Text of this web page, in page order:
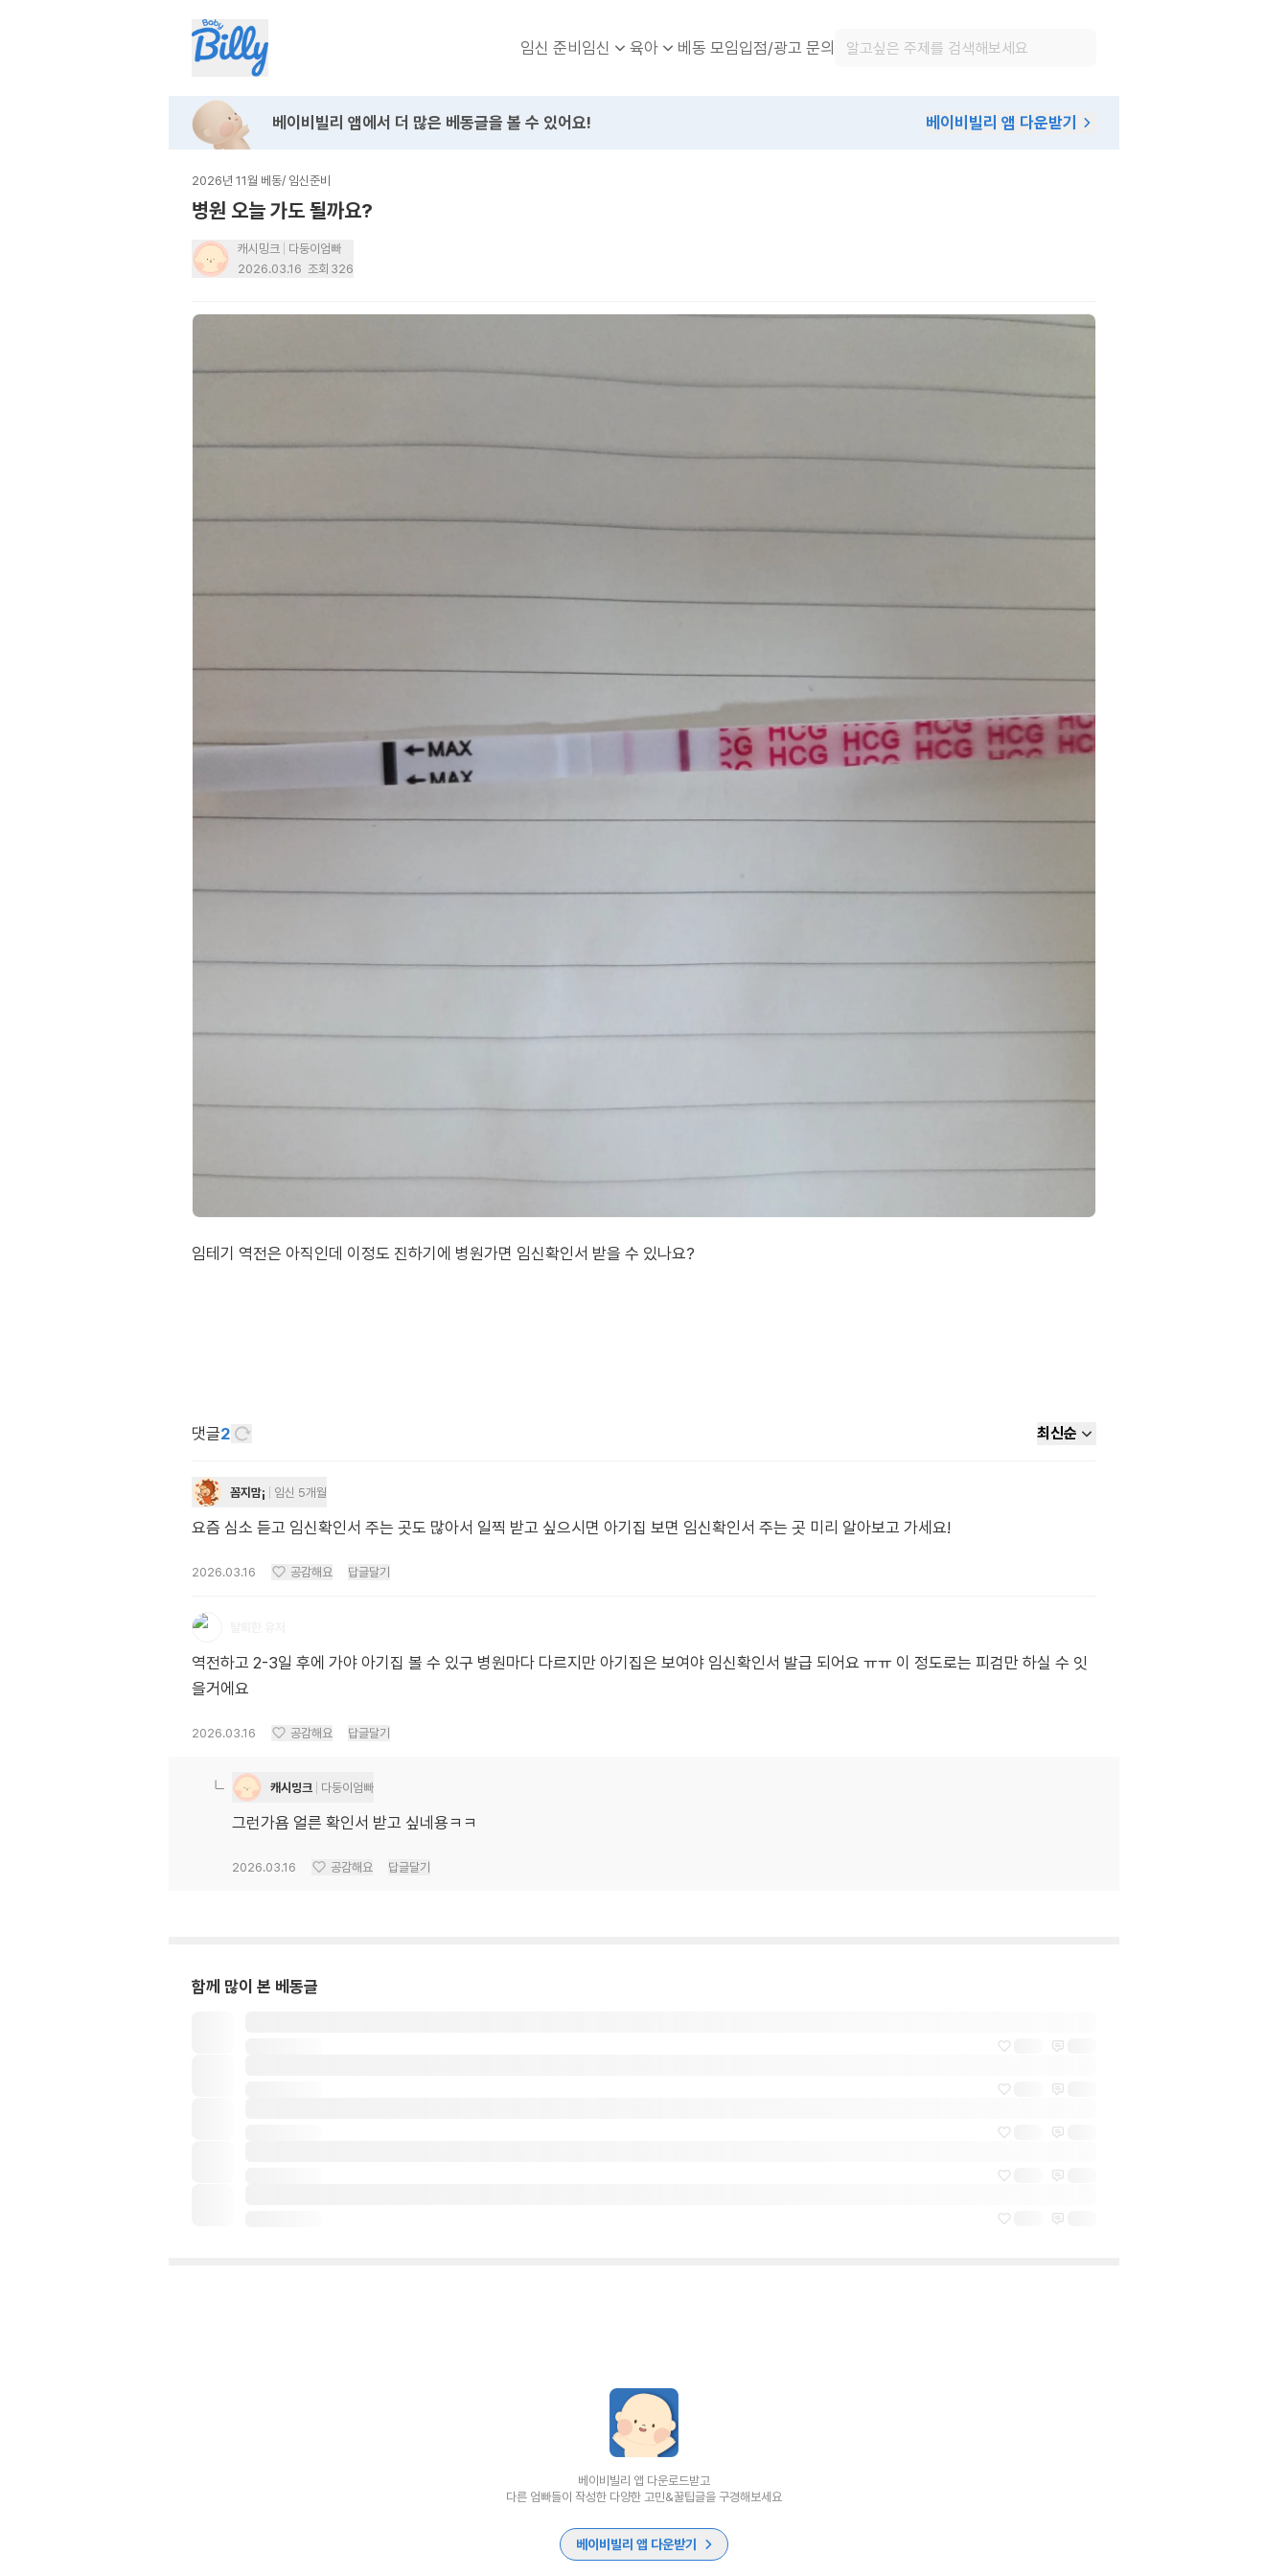
임신 준비임신 육아 베동 모임입점/광고 문의
베이비빌리 앱에서 더 많은 베동글을 볼 수 있어요! 베이비빌리 앱 다운받기
2026년 11월 베동/ 임신준비
병원 오늘 가도 될까요?
캐시밍크
다둥이엄빠
2026.03.16 조회 326
임테기 역전은 아직인데 이정도 진하기에 병원가면 임신확인서 받을 수 있나요?
댓글2 최신순
꼼지맘¡ 임신 5개월
요즘 심소 듣고 임신확인서 주는 곳도 많아서 일찍 받고 싶으시면 아기집 보면 임신확인서 주는 곳 미리 알아보고 가세요!
2026.03.16 공감해요 답글달기
역전하고 2-3일 후에 가야 아기집 볼 수 있구 병원마다 다르지만 아기집은 보여야 임신확인서 발급 되어요 ㅠㅠ 이 정도로는 피검만 하실 수 잇
을거에요
2026.03.16 공감해요 답글달기
캐시밍크 다둥이엄빠
그런가욤 얼른 확인서 받고 싶네용ㅋㅋ
2026.03.16 공감해요 답글달기
함께 많이 본 베동글
베이비빌리 앱 다운로드받고
다른 엄빠들이 작성한 다양한 고민&꿀팁글을 구경해보세요
베이비빌리 앱 다운받기